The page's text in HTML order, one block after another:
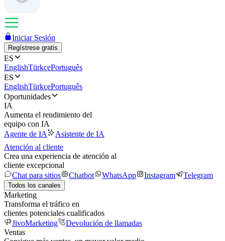
Iniciar Sesión
Regístrese gratis
ES
EnglishTürkçePortuguês
ES
EnglishTürkçePortuguês
Oportunidades
IA
Aumenta el rendimiento del
equipo con IA
Agente de IA
Asistente de IA
Atención al cliente
Crea una experiencia de atención al
cliente excepcional
Chat para sitios
Chatbot WhatsApp Instagram Telegram
Todos los canales
Marketing
Transforma el tráfico en
clientes potenciales cualificados
JivoMarketing
Devolución de llamadas
Ventas